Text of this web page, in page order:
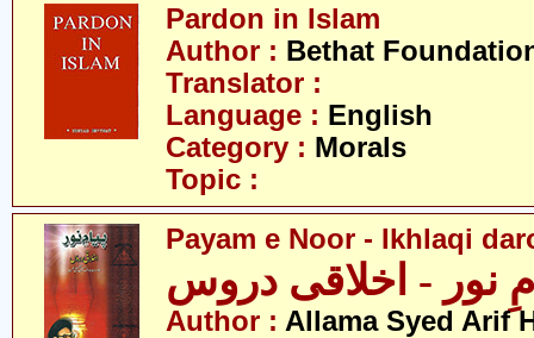
Pardon in Islam
Author : Bethat
Translator :
Language : English
Category : Morals
Topic :
Payam e Noor - Ikhlaqi
نور - اخلاقی دروس
Author : Allama Syed Arif